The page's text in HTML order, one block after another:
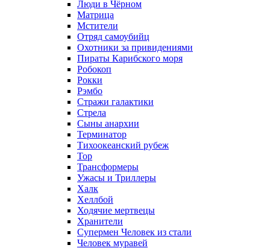
Люди в Чёрном
Матрица
Мстители
Отряд самоубийц
Охотники за привидениями
Пираты Карибского моря
Робокоп
Рокки
Рэмбо
Стражи галактики
Стрела
Сыны анархии
Терминатор
Тихоокеанский рубеж
Тор
Трансформеры
Ужасы и Триллеры
Халк
Хеллбой
Ходячие мертвецы
Хранители
Супермен Человек из стали
Человек муравей